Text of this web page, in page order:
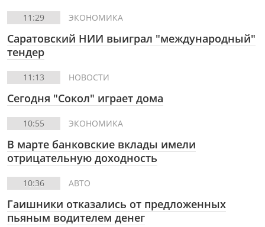
11:29 ЭКОНОМИКА
Саратовский НИИ выиграл "международный"
тендер
11:13 НОВОСТИ
Сегодня "Сокол" играет дома
10:55 ЭКОНОМИКА
В марте банковские вклады имели
отрицательную доходность
10:36 АВТО
Гаишники отказались от предложенных
пьяным водителем денег